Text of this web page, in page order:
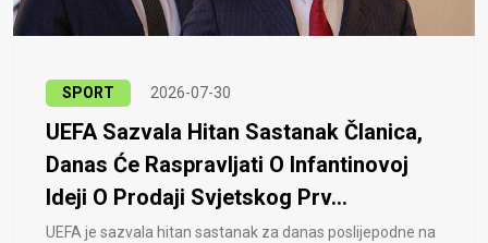
SPORT 2026-07-30
UEFA Sazvala Hitan Sastanak Članica,
Danas Će Raspravljati O Infantinovoj
Ideji O Prodaji Svjetskog Prv...
UEFA je sazvala hitan sastanak za danas poslijepodne na